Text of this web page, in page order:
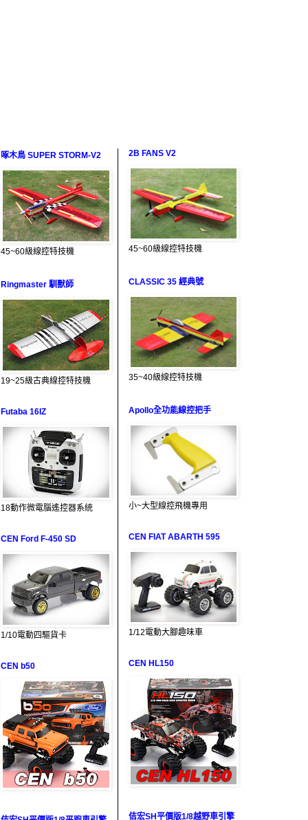
啄木鳥 SUPER STORM-V2
45~60級線控特技機
Ringmaster 馴獸師
19~25級古典線控特技機
Futaba 16IZ
18動作微電腦遙控器系統
CEN Ford F-450 SD
1/10電動四驅貨卡
CEN b50
2B FANS V2
45~60級線控特技機
CLASSIC 35 經典號
35~40級線控特技機
Apollo全功能線控把手
小~大型線控飛機專用
CEN FIAT ABARTH 595
1/12電動大腳趣味車
CEN HL150
佶宏SH平價版1/8越野車引擎